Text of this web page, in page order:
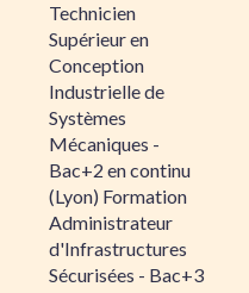
Technicien
Supérieur en
Conception
Industrielle de
Systèmes
Mécaniques -
Bac+2 en continu
(Lyon) Formation
Administrateur
d'Infrastructures
Sécurisées - Bac+3